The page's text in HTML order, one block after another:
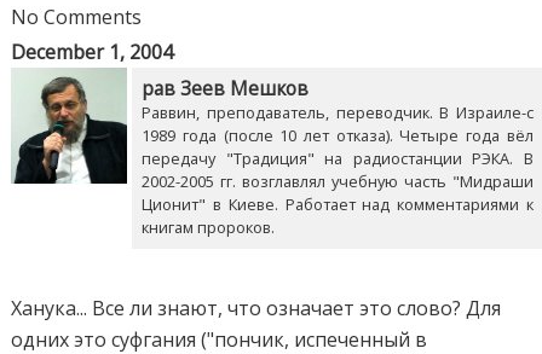
No Comments
December 1, 2004
рав Зеев Мешков
Раввин, преподаватель, переводчик. В Израиле-с
1989 года (после 10 лет отказа). Четыре года вёл
передачу "Традиция" на радиостанции РЭКА. В
2002-2005 гг. возглавлял учебную часть "Мидраши
Ционит" в Киеве. Работает над комментариями к
книгам пророков.
Ханука... Все ли знают, что означает это слово? Для
одних это суфгания ("пончик, испеченный в